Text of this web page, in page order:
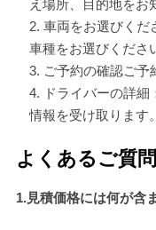
え場所、目的地をお
車両をお選びくだ
車種をお選びくださ
ご予約の確認ご予
ドライバーの詳
情報を受け取ります。
よくあるご質問
1.見積価格には何が含